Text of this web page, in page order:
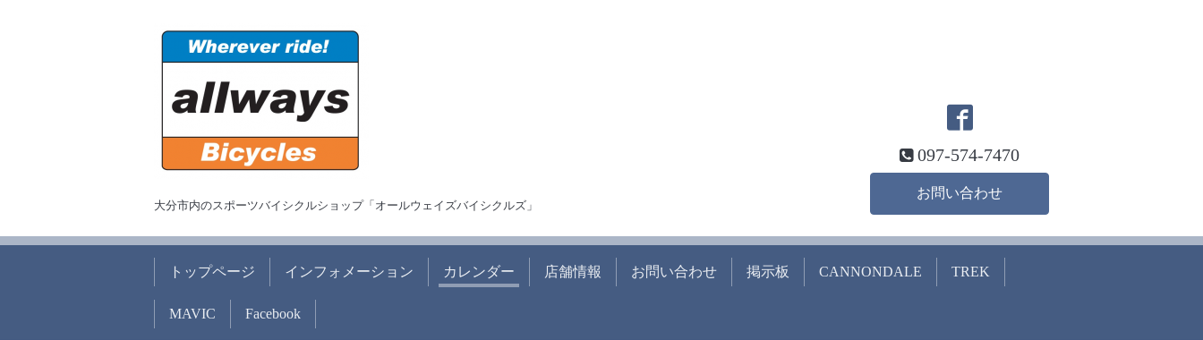
大分市内のスポーツバイシクルショップ「オールウェイズバイシクルズ」
097-574-7470
お問い合わせ
トップページ インフォメーション カレンダー 店舗情報 お問い合わせ 掲示板 CANNONDALE TREK
MAVIC Facebook